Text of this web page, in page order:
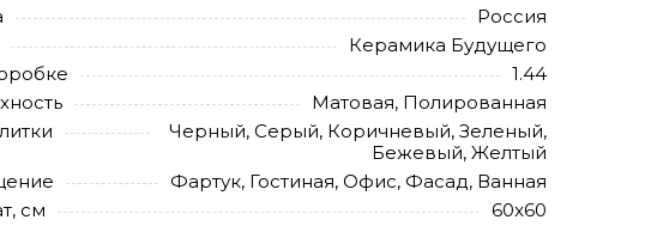
Россия
Керамика Будущего
1.44
Матовая, Полированная
Черный, Серый, Коричневый, Зеленый,
Бежевый, Желтый
Фартук, Гостиная, Офис, Фасад, Ванная
см
60x60